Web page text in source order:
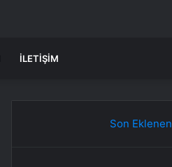
İLETIŞIM
Son Eklenen